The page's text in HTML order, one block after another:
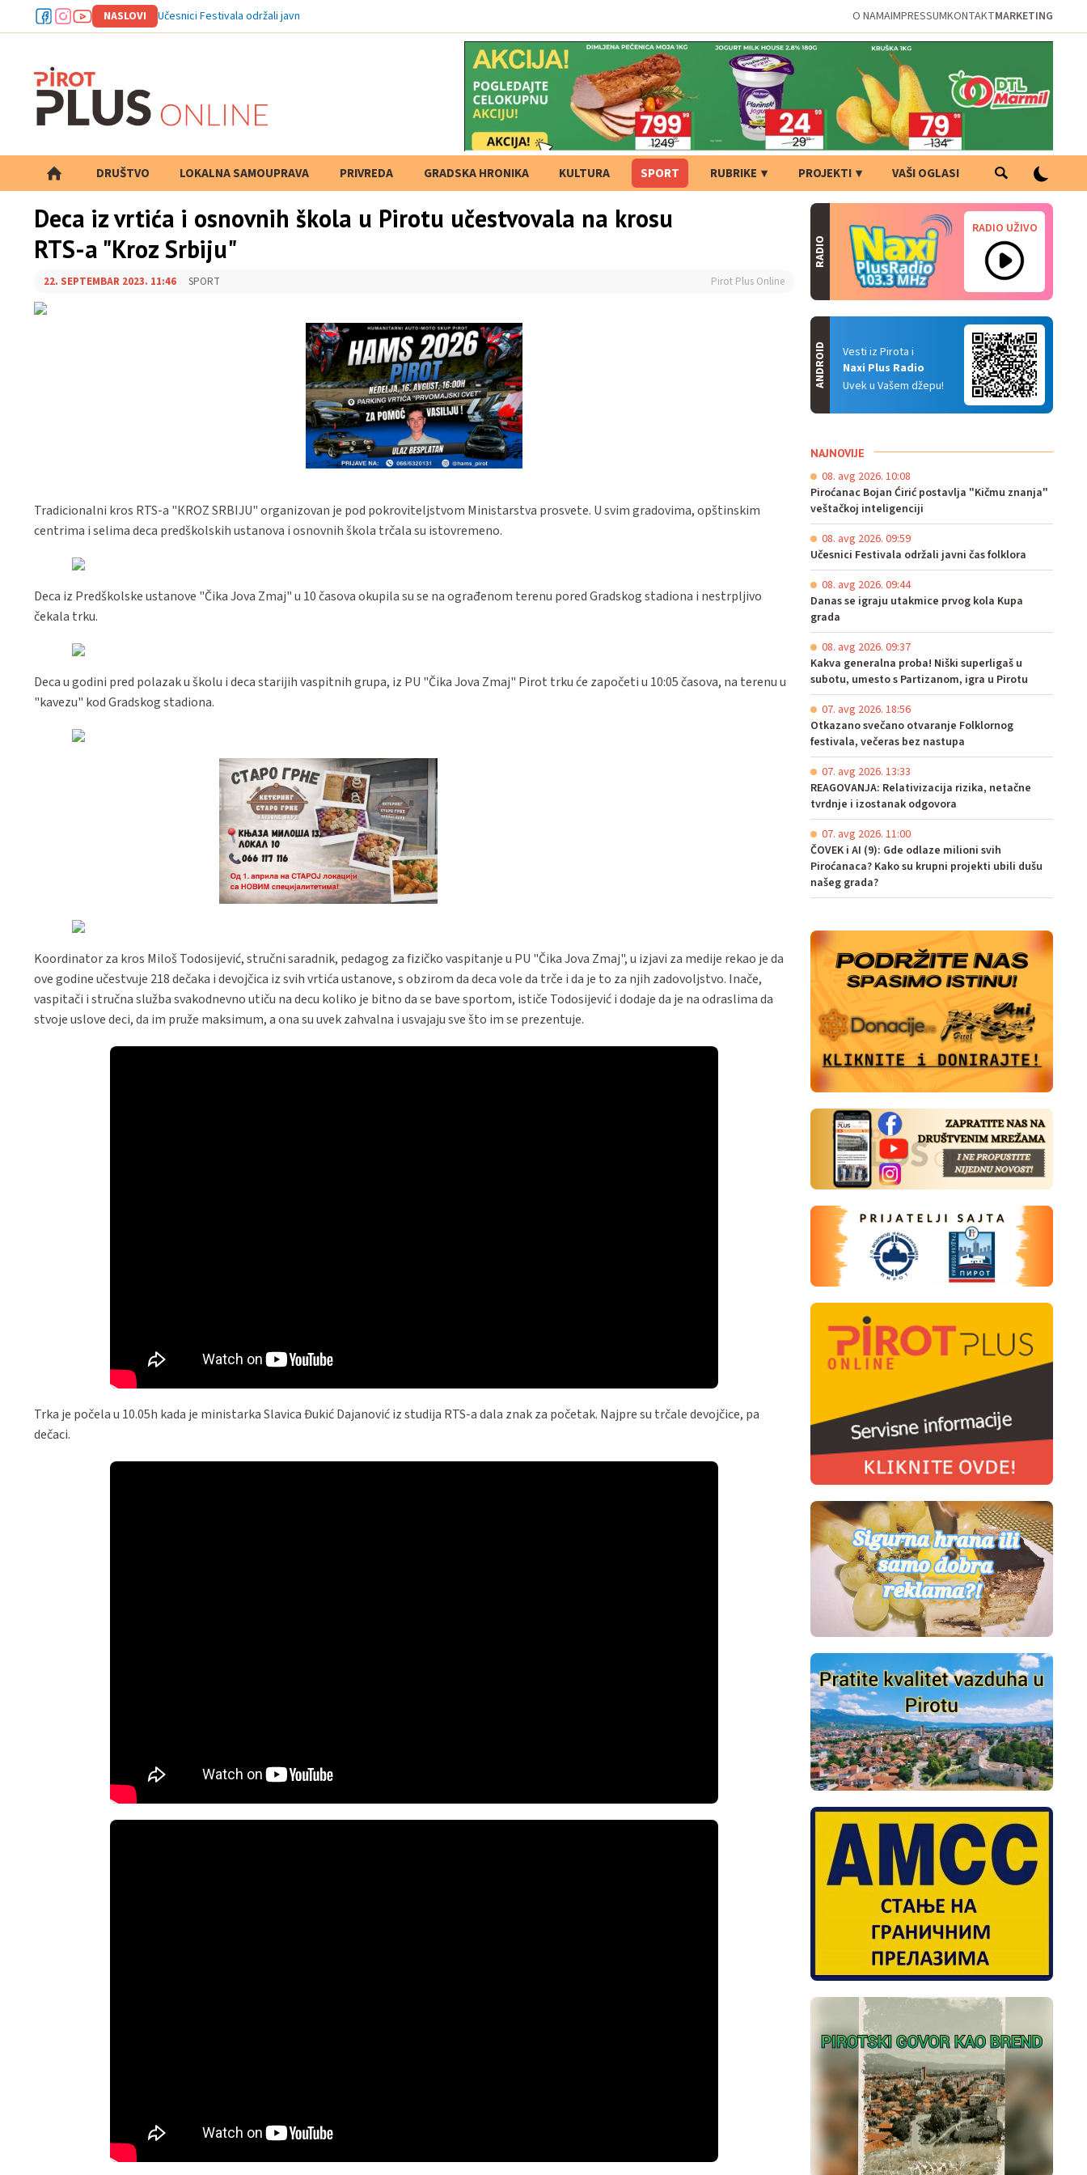
NASLOVI Učesnici Festivala održali javni čas folklora O NAMAIMPRESSUMKONTAKTMARKETING
DRUŠTVO LOKALNA SAMOUPRAVA PRIVREDA GRADSKA HRONIKA KULTURA SPORT RUBRIKE PROJEKTI VAŠI OGLASI
PRETRAGA
Deca iz vrtića i osnovnih škola u Pirotu učestvovala na krosu
RTS-a "Kroz Srbiju"
22. SEPTEMBAR 2023. 11:46 SPORT Pirot Plus Online
Tradicionalni kros RTS-a "КROZ SRBIJU" organizovan je pod pokroviteljstvom Ministarstva prosvete. U svim gradovima, opštinskim
centrima i selima deca predškolskih ustanova i osnovnih škola trčala su istovremeno.
Deca iz Predškolske ustanove "Čika Jova Zmaj" u 10 časova okupila su se na ograđenom terenu pored Gradskog stadiona i nestrpljivo
čekala trku.
Deca u godini pred polazak u školu i deca starijih vaspitnih grupa, iz PU "Čika Jova Zmaj" Pirot trku će započeti u 10:05 časova, na terenu u
"kavezu" kod Gradskog stadiona.
Koordinator za kros Miloš Todosijević, stručni saradnik, pedagog za fizičko vaspitanje u PU "Čika Jova Zmaj", u izjavi za medije rekao je da
ove godine učestvuje 218 dečaka i devojčica iz svih vrtića ustanove, s obzirom da deca vole da trče i da je to za njih zadovoljstvo. Inače,
vaspitači i stručna služba svakodnevno utiču na decu koliko je bitno da se bave sportom, ističe Todosijević i dodaje da je na odraslima da
stvoje uslove deci, da im pruže maksimum, a ona su uvek zahvalna i usvajaju sve što im se prezentuje.
Trka je počela u 10.05h kada je ministarka Slavica Đukić Dajanović iz studija RTS-a dala znak za početak. Najpre su trčale devojčice, pa
dečaci.
RADIO
RADIO UŽIVO
Vesti iz Pirota i
Naxi Plus Radio
Uvek u Vašem džepu!
ANDROID
NAJNOVIJE
08. avg 2026. 10:08
Piroćanac Bojan Ćirić postavlja "Kičmu znanja"
veštačkoj inteligenciji
08. avg 2026. 09:59
Učesnici Festivala održali javni čas folklora
08. avg 2026. 09:44
Danas se igraju utakmice prvog kola Kupa
grada
08. avg 2026. 09:37
Kakva generalna proba! Niški superligaš u
subotu, umesto s Partizanom, igra u Pirotu
07. avg 2026. 18:56
Otkazano svečano otvaranje Folklornog
festivala, večeras bez nastupa
07. avg 2026. 13:33
REAGOVANJA: Relativizacija rizika, netačne
tvrdnje i izostanak odgovora
07. avg 2026. 11:00
ČOVEK i AI (9): Gde odlaze milioni svih
Piroćanaca? Kako su krupni projekti ubili dušu
našeg grada?